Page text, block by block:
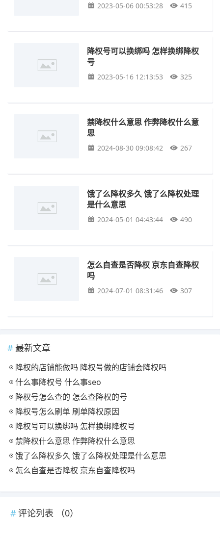
2023-05-06 00:53:28 415
降权号可以换绑吗 怎样换绑降权
号
2023-05-16 12:13:53 325
禁降权什么意思 作弊降权什么意
思
2024-08-30 09:08:42 267
饿了么降权多久 饿了么降权处理
是什么意思
2024-05-01 04:43:44 490
怎么自查是否降权 京东自查降权
吗
2024-07-01 08:31:46 307
最新文章
降权的店铺能做吗 降权号做的店铺会降权吗
什么事降权号 什么事seo
降权号怎么查的 怎么查降权的号
降权号怎么刷单 刷单降权原因
降权号可以换绑吗 怎样换绑降权号
禁降权什么意思 作弊降权什么意思
饿了么降权多久 饿了么降权处理是什么意思
怎么自查是否降权 京东自查降权吗
评论列表 （0）